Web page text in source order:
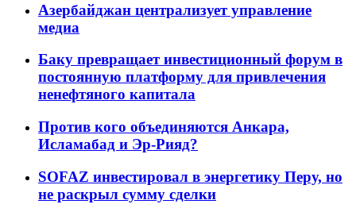
Азербайджан централизует управление
медиа
Баку превращает инвестиционный форум в
постоянную платформу для привлечения
ненефтяного капитала
Против кого объединяются Анкара,
Исламабад и Эр-Рияд?
SOFAZ инвестировал в энергетику Перу, но
не раскрыл сумму сделки